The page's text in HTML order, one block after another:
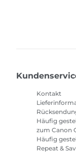
Kontakt
Häufig
zum Canon
Häufig
Repeat &